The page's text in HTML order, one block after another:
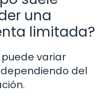
una
limitada?
variar
del